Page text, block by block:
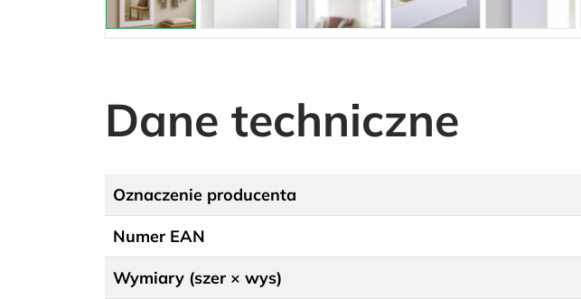
Dane techniczne
Oznaczenie producenta
Numer EAN
Wymiary (szer × wys)